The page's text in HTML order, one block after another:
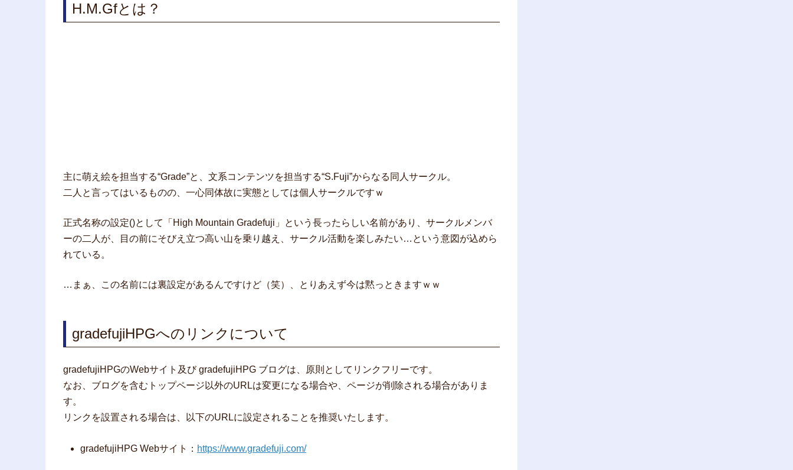
H.M.Gfとは？
主に萌え絵を担当する“Grade”と、文系コンテンツを担当する“S.Fuji”からなる同人サークル。
二人と言ってはいるものの、一心同体故に実態としては個人サークルですｗ
正式名称の設定()として「High Mountain Gradefuji」という長ったらしい名前があり、サークルメンバ
ーの二人が、目の前にそびえ立つ高い山を乗り越え、サークル活動を楽しみたい…という意図が込めら
れている。
…まぁ、この名前には裏設定があるんですけど（笑）、とりあえず今は黙っときますｗｗ
gradefujiHPGへのリンクについて
gradefujiHPGのWebサイト及び gradefujiHPG ブログは、原則としてリンクフリーです。
なお、ブログを含むトップページ以外のURLは変更になる場合や、ページが削除される場合がありま
す。
リンクを設置される場合は、以下のURLに設定されることを推奨いたします。
gradefujiHPG Webサイト： https://www.gradefuji.com/